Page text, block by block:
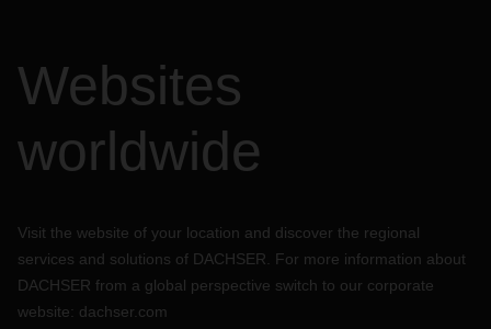
Websites
worldwide
Visit the website of your location and discover the regional
services and solutions of DACHSER. For more information about
DACHSER from a global perspective switch to our corporate
website: dachser.com